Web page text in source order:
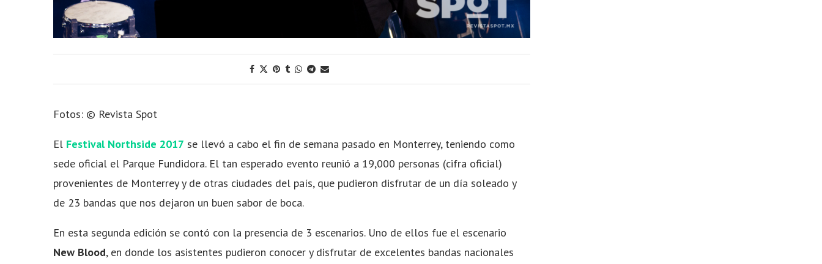
Fotos: © Revista Spot
El Festival Northside 2017 se llevó a cabo el fin de semana pasado en Monterrey, teniendo como
sede oficial el Parque Fundidora. El tan esperado evento reunió a 19,000 personas (cifra oficial)
provenientes de Monterrey y de otras ciudades del país, que pudieron disfrutar de un día soleado y
de 23 bandas que nos dejaron un buen sabor de boca.
En esta segunda edición se contó con la presencia de 3 escenarios. Uno de ellos fue el escenario
New Blood, en donde los asistentes pudieron conocer y disfrutar de excelentes bandas nacionales